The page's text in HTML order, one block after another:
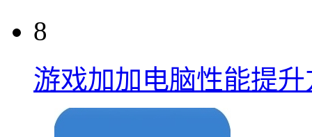
8
游戏加加电脑性能提升